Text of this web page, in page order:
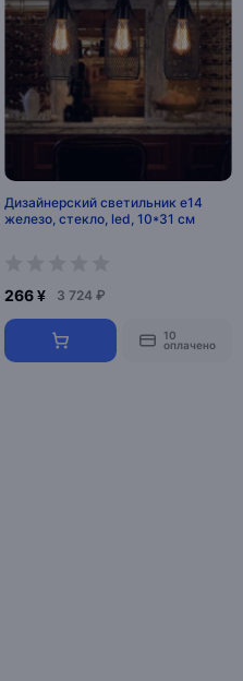
Дизайнерский светильник e14
железо, стекло, led, 10*31 см
266 ¥ 3 724 ₽
10
оплачено